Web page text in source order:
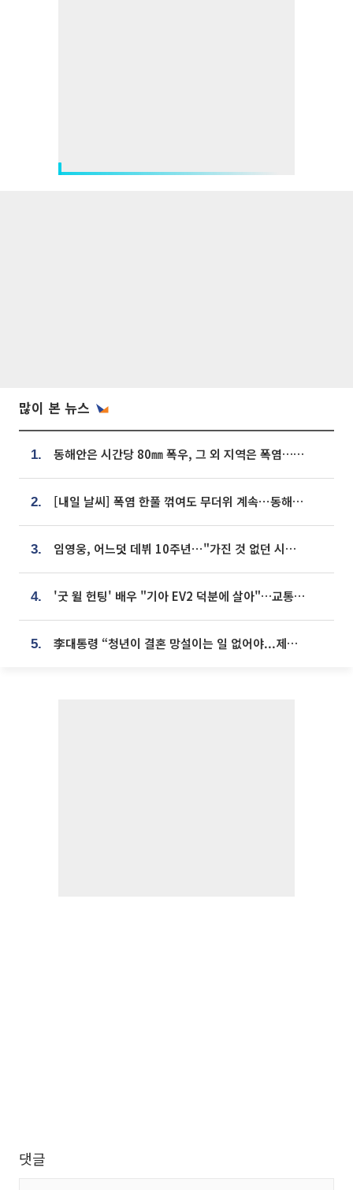
많이 본 뉴스
1. 동해안은 시간당 80㎜ 폭우, 그 외 지역은 폭염…‘극과 극 날씨’
2. [내일 날씨] 폭염 한풀 꺾여도 무더위 계속⋯동해안 이틀 연속 비
3. 임영웅, 어느덧 데뷔 10주년⋯"가진 것 없던 시절, 내 앞엔 20명의 팬뿐"
4. '굿 윌 헌팅' 배우 "기아 EV2 덕분에 살아"…교통사고 후 안전성 극찬
5. 李대통령 “청년이 결혼 망설이는 일 없어야...제도상 불이익 조사”
댓글